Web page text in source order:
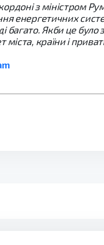
з міністром
енергетичних
Якби це було
країни і